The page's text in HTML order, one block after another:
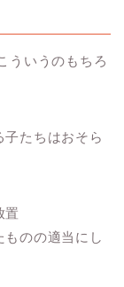
ういうのもちろ
たちはおそら
置
のの適当にし